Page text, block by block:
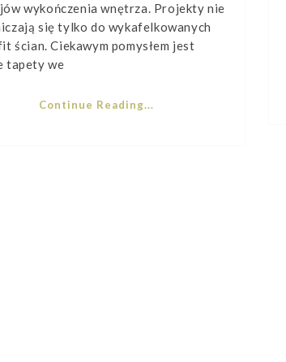
wykończenia wnętrza. Projekty nie
się tylko do wykafelkowanych
ścian. Ciekawym pomysłem jest
tapety we
Continue Reading...